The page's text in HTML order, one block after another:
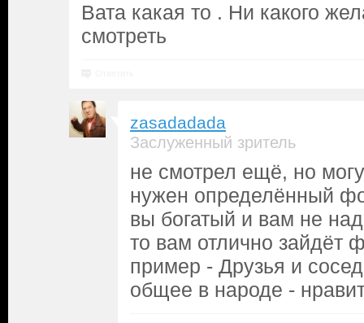
Вата какая то . Ни какого
смотреть
zasadadada
Заслуженный зритель
не смотрел ещё, но
нужен определённый
вы богатый и вам не
то вам отлично зайдёт
пример - Друзья и
общее в народе -